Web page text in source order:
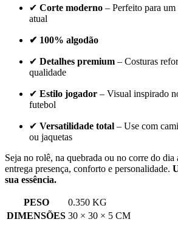
✔ Corte moderno – Perfeito para
atual
✔ 100% algodão
✔ Detalhes premium – Costuras
qualidade
✔ Estilo jogador – Visual inspirado
futebol
✔ Versatilidade total – Use com
ou jaquetas
Seja no rolê, na quebrada ou no corre do dia
entrega presença, conforto e personalidade.
sua essência.
PESO
0.350 KG
DIMENSÕES 30 × 30 × 5 CM